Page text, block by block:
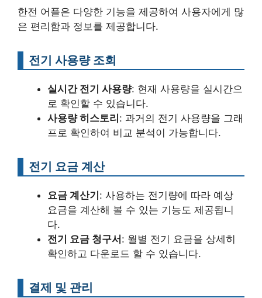
한전 어플은 다양한 기능을 제공하여 사용자에게 많
은 편리함과 정보를 제공합니다.
전기 사용량 조회
실시간 전기 사용량: 현재 사용량을 실시간으
로 확인할 수 있습니다.
사용량 히스토리: 과거의 전기 사용량을 그래
프로 확인하여 비교 분석이 가능합니다.
전기 요금 계산
요금 계산기: 사용하는 전기량에 따라 예상
요금을 계산해 볼 수 있는 기능도 제공됩니
다.
전기 요금 청구서: 월별 전기 요금을 상세히
확인하고 다운로드 할 수 있습니다.
결제 및 관리